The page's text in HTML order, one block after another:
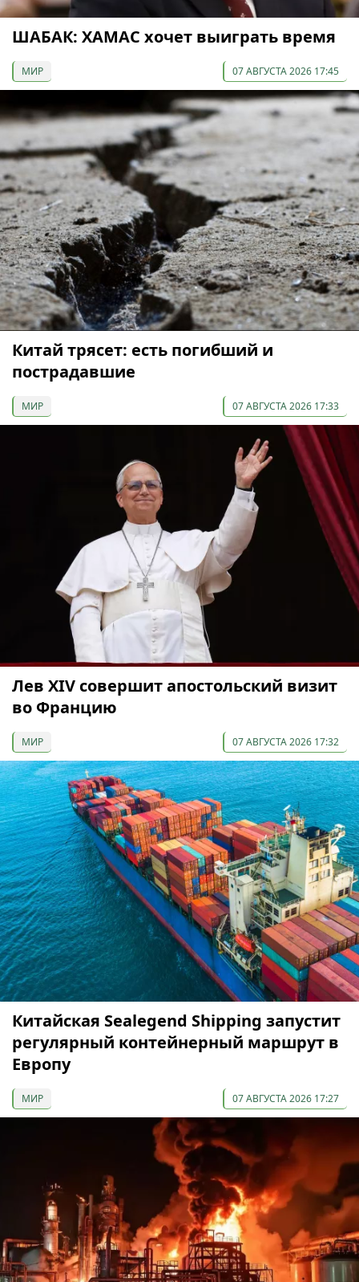
ШАБАК: ХАМАС хочет выиграть время
МИР 07 АВГУСТА 2026 17:45
Китай трясет: есть погибший и
пострадавшие
МИР 07 АВГУСТА 2026 17:33
Лев XIV совершит апостольский визит
во Францию
МИР 07 АВГУСТА 2026 17:32
Китайская Sealegend Shipping запустит
регулярный контейнерный маршрут в
Европу
МИР 07 АВГУСТА 2026 17:27